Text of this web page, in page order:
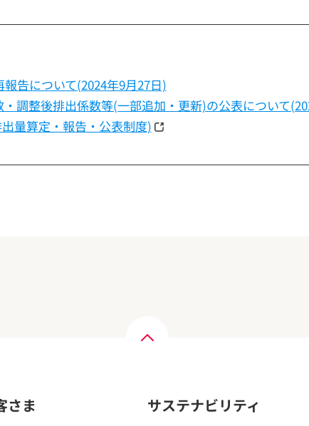
告について(2024年9月27日)
調整後排出係数等(一部追加・更新)の公表について
量算定・報告・公表制度)
さま サステナビリティ